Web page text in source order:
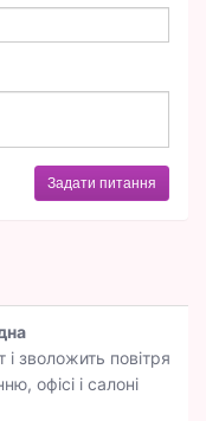
Задати питання
зволожить повітря
офісі і салоні